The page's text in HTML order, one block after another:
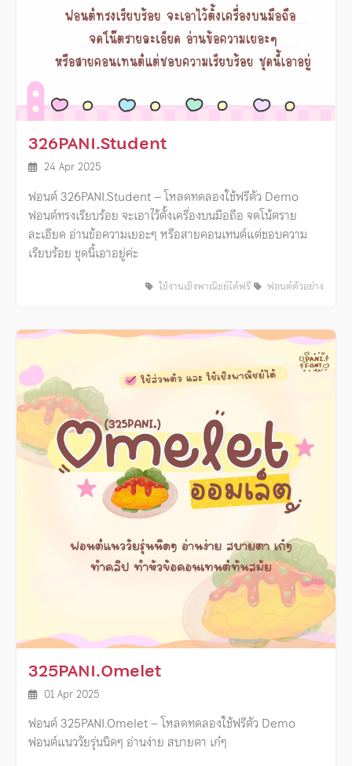
326PANI.Student
24 Apr 2025
ฟอนต์ 326PANI.Student – โหลดทดลองใช้ฟรีตัว Demo
ฟอนต์ทรงเรียบร้อย จะเอาไว้ตั้งเครื่องบนมือถือ จดโน้ตราย
ละเอียด อ่านข้อความเยอะๆ หรือสายคอนเทนต์แต่ชอบความ
เรียบร้อย ชุดนี้เอาอยู่ค่ะ
ใช้งานเชิงพาณิชย์ได้ฟรี ฟอนต์ตัวอย่าง
325PANI.Omelet
01 Apr 2025
ฟอนต์ 325PANI.Omelet – โหลดทดลองใช้ฟรีตัว Demo
ฟอนต์แนววัยรุ่นนิดๆ อ่านง่าย สบายตา เก๋ๆ